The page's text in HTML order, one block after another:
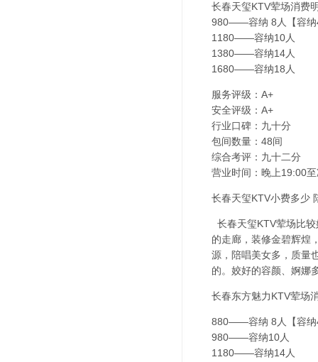
长春天玺KTV荤场消费
980——容纳 8人【容纳
1180——容纳10人
1380——容纳14人
1680——容纳18人
服务评级：A+
安全评级：A+
行业口碑：九十分
包间数量：48间
综合考评：九十二分
营业时间：晚上19:00
长春天玺KTV小费多少
长春天玺KTV荤场比
的走廊，装修金碧辉煌
源，陪唱美女多，质量
的。姣好的容颜、婀娜
长春东方魅力KTV荤场
880——容纳 8人【容纳
980——容纳10人
1180——容纳14人